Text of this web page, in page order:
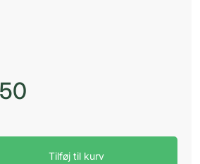
Tilføj til kurv